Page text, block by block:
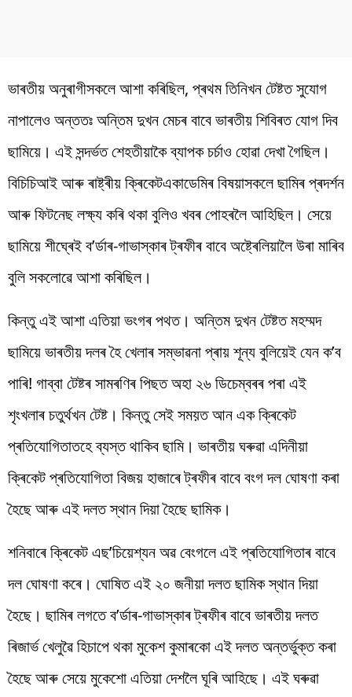
ভাৰতীয় অনুৰাগীসকলে আশা কৰিছিল, প্ৰথম তিনিখন টেষ্টত সুযোগ
নাপালেও অন্ততঃ অন্তিম দুখন মেচৰ বাবে ভাৰতীয় শিবিৰত যোগ দিব
ছামিয়ে। এই সন্দৰ্ভত শেহতীয়াকৈ ব্যাপক চৰ্চাও হোৱা দেখা গৈছিল।
বিচিচিআই আৰু ৰাষ্ট্ৰীয় ক্ৰিকেটএকাডেমিৰ বিষয়াসকলে ছামিৰ প্ৰদৰ্শন
আৰু ফিটনেছ লক্ষ্য কৰি থকা বুলিও খবৰ পোহৰলৈ আহিছিল। সেয়ে
ছামিয়ে শীঘ্ৰেই ব’ৰ্ডাৰ-গাভাস্কাৰ ট্ৰফীৰ বাবে অষ্ট্ৰেলিয়ালৈ উৰা মাৰিব
বুলি সকলোৱে আশা কৰিছিল।
কিন্তু এই আশা এতিয়া ভংগৰ পথত। অন্তিম দুখন টেষ্টত মহম্মদ
ছামিয়ে ভাৰতীয় দলৰ হৈ খেলাৰ সম্ভাৱনা প্ৰায় শূন্য বুলিয়েই যেন ক’ব
পাৰি! গাব্বা টেষ্টৰ সামৰণিৰ পিছত অহা ২৬ ডিচেম্বৰৰ পৰা এই
শৃংখলাৰ চতুৰ্থখন টেষ্ট। কিন্তু সেই সময়ত আন এক ক্ৰিকেট
প্ৰতিযোগিতাতহে ব্যস্ত থাকিব ছামি। ভাৰতীয় ঘৰুৱা এদিনীয়া
ক্ৰিকেট প্ৰতিযোগিতা বিজয় হাজাৰে ট্ৰফীৰ বাবে বংগ দল ঘোষণা কৰা
হৈছে আৰু এই দলত স্থান দিয়া হৈছে ছামিক।
শনিবাৰে ক্ৰিকেট এছ’চিয়েশ্যন অৱ বেংগলে এই প্ৰতিযোগিতাৰ বাবে
দল ঘোষণা কৰে। ঘোষিত এই ২০ জনীয়া দলত ছামিক স্থান দিয়া
হৈছে। ছামিৰ লগতে ব’ৰ্ডাৰ-গাভাস্কাৰ ট্ৰফীৰ বাবে ভাৰতীয় দলত
ৰিজাৰ্ভ খেলুৱৈ হিচাপে থকা মুকেশ কুমাৰকো এই দলত অন্তৰ্ভুক্ত কৰা
হৈছে আৰু সেয়ে মুকেশো এতিয়া দেশলৈ ঘূৰি আহিছে। এই ঘৰুৱা